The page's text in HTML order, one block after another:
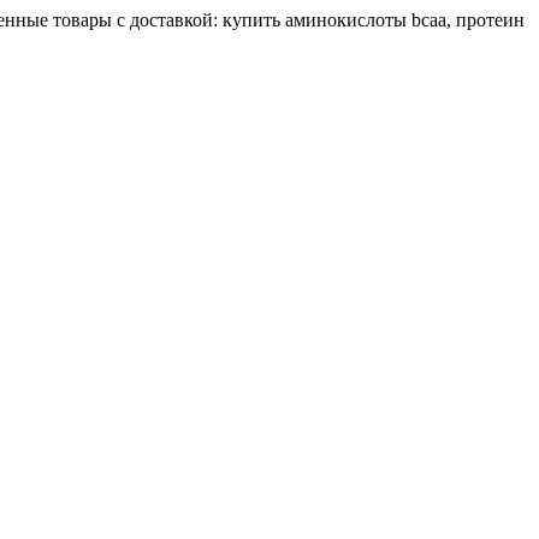
товары с доставкой: купить аминокислоты bcaa, протеин